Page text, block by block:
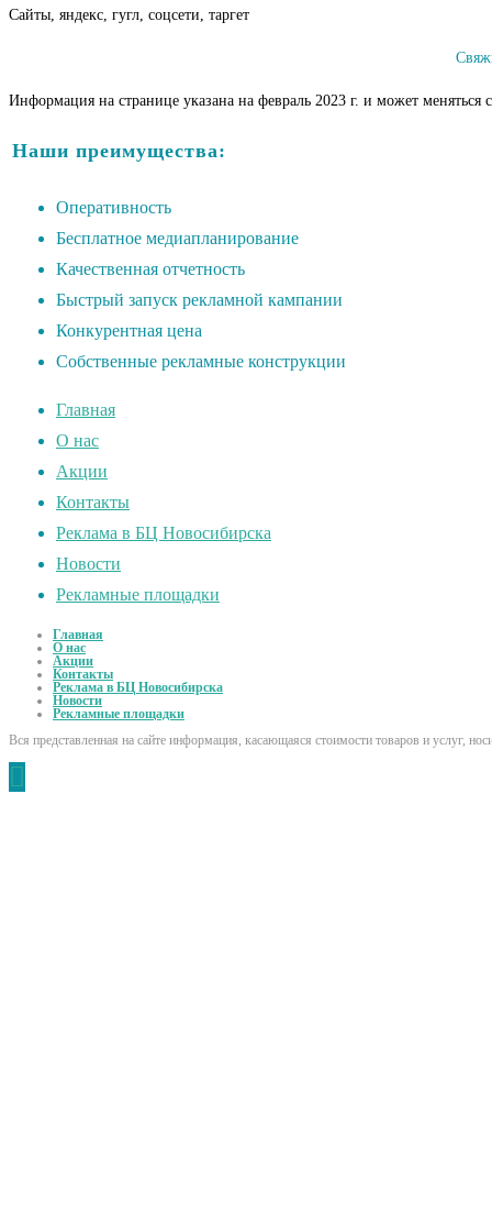
Сайты, яндекс, гугл, соцсети, таргет
Информация на странице указана на февраль 2023 г. и может
Наши преимущества:
Оперативность
Бесплатное медиапланирование
Качественная отчетность
Быстрый запуск рекламной кампании
Конкурентная цена
Собственные рекламные конструкции
Главная
О нас
Акции
Контакты
Реклама в БЦ Новосибирска
Новости
Рекламные площадки
Главная
О нас
Акции
Контакты
Реклама в БЦ Новосибирска
Новости
Рекламные площадки
Вся представленная на сайте информация, касающаяся стоимости товаров и услуг,